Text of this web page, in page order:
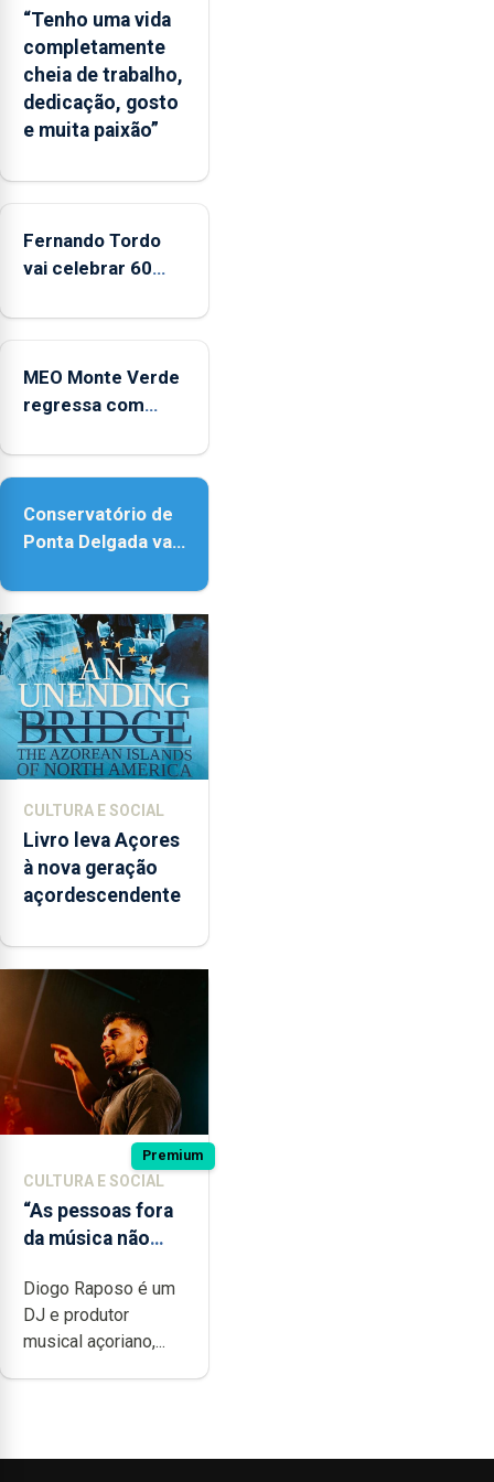
balnear
“Tenho uma vida
completamente
cheia de trabalho,
dedicação, gosto
e muita paixão”
Fernando Tordo
vai celebrar 60
no Coliseu
MEO Monte Verde
regressa com
acessibilidade
Conservatório de
Ponta Delgada vai
instrumentos
CULTURA E SOCIAL
Livro leva Açores
à nova geração
açordescendente
Premium
CULTURA E SOCIAL
“As pessoas fora
da música não
quão difícil é
produzir uma
música”
Diogo Raposo é um
DJ e produtor
musical açoriano,...